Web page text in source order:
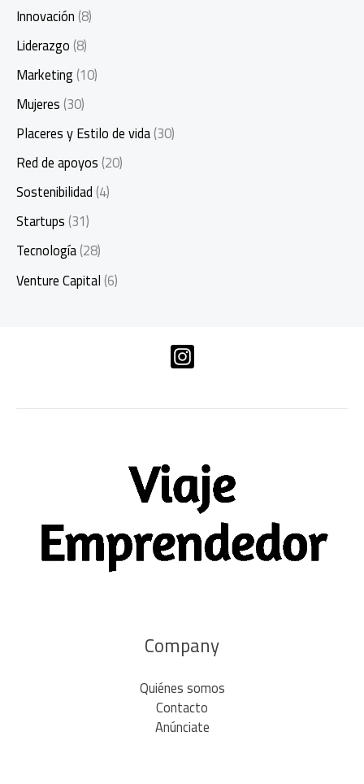
Innovación(8)
Liderazgo(8)
Marketing(10)
Mujeres(30)
Placeres y Estilo de vida(30)
Red de apoyos(20)
Sostenibilidad(4)
Startups(31)
Tecnología(28)
Venture Capital(6)
Company
Quiénes somos
Contacto
Anúnciate